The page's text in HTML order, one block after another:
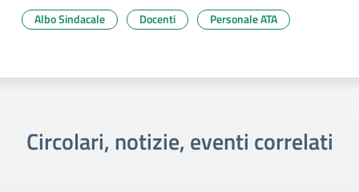
Albo Sindacale Docenti Personale ATA
Circolari, notizie, eventi correlati